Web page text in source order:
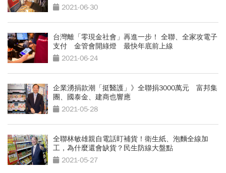
2021-06-30
台灣離「零現金社會」再進一步！ 全聯、全家攻電子
支付 金管會開綠燈 最快年底前上線
2021-06-24
企業湧捐款潮「挺醫護」》全聯捐3000萬元 富邦集
團、國泰金、建商也響應
2021-05-28
全聯林敏雄親自電話盯補貨！衛生紙、泡麵全線加
工，為什麼還會缺貨？民生防線大盤點
2021-05-27